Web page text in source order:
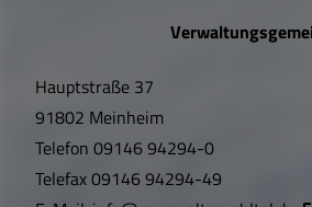
f
n
u
Hauptstraße 37
91802 Meinheim
Telefon 09146 94294-0
Telefax09146 94294-49